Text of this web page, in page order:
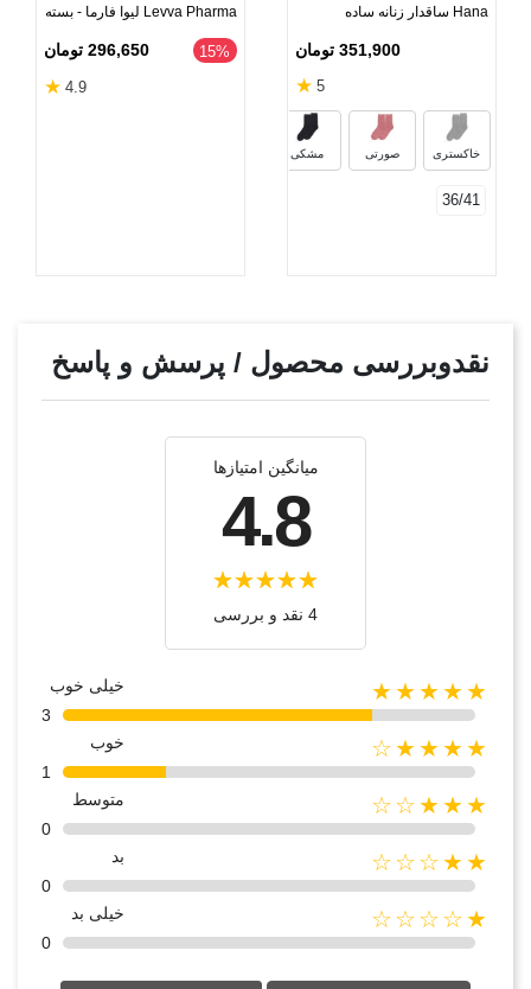
Hana ساقدار زنانه ساده
351,900 تومان
5
★
خاکستری صورتی مشکی
36/41
Levva Pharma لیوا فارما - بسته
2 عددی به همراه 1 عدد رایگان
‎15% 296,650 تومان
4.9
★
نقدوبررسی محصول / پرسش و پاسخ
میانگین امتیازها
4.8
4 نقد و بررسی‌‌
★★★★★
خیلی خوب
3
★★★★☆
خوب
1
★★★☆☆
متوسط
0
★★☆☆☆
بد
0
★☆☆☆☆
خیلی بد
0